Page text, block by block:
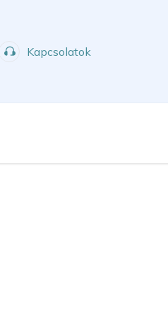
Kapcsolatok